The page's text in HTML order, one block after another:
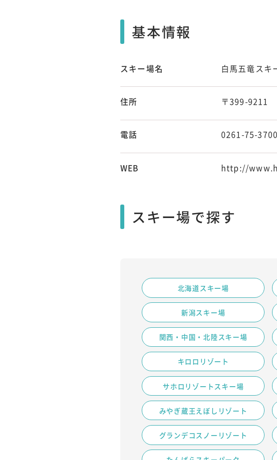
基本情報
スキー場名 白馬五竜スキ
住所 〒399-9211
電話 0261-75-3700
WEB http://
スキー場で探す
北海道スキー場
新潟スキー場
関西・中国・北陸スキー場
キロロリゾート
サホロリゾートスキー場
みやぎ蔵王えぼしリゾート
グランデコスノーリゾート